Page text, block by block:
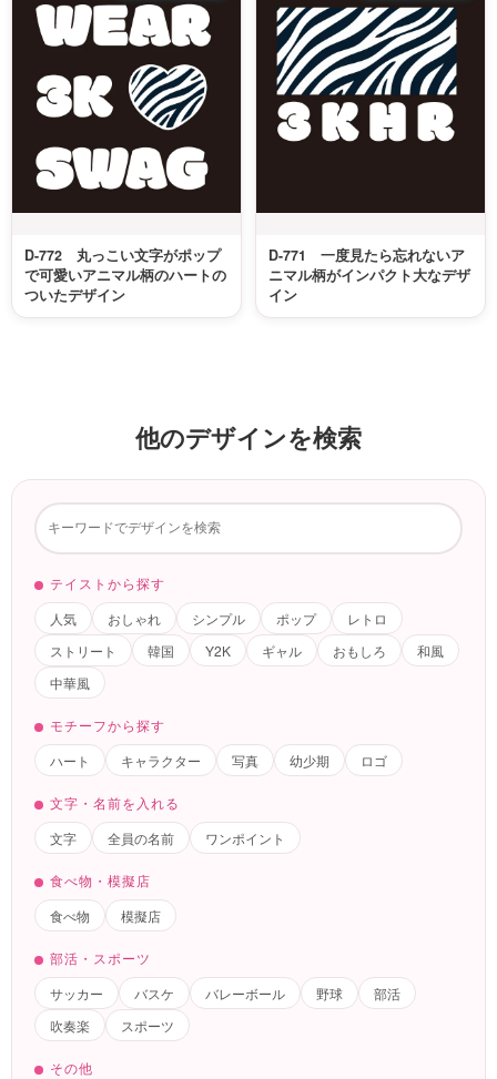
D-772 丸っこい文字がポップ
で可愛いアニマル柄のハートの
ついたデザイン
D-771 一度見たら忘れないア
ニマル柄がインパクト大なデザ
イン
他のデザインを検索
テイストから探す
人気
おしゃれ シンプル ポップ
レトロ
ストリート
韓国 Y2K ギャル おもしろ
和風
中華風
モチーフから探す
ハート
キャラクター 写真 幼少期 ロゴ
文字・名前を入れる
文字
全員の名前 ワンポイント
食べ物・模擬店
食べ物
模擬店
部活・スポーツ
サッカー
バスケ バレーボール 野球
部活
吹奏楽
スポーツ
その他